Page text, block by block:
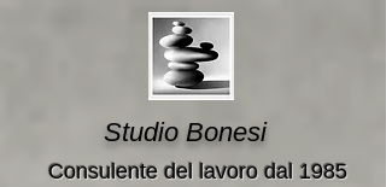
Studio Bonesi
Consulente del lavoro dal 1985